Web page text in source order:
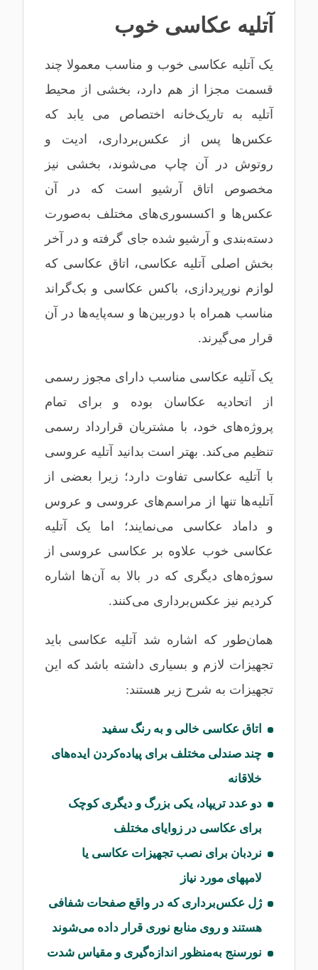
آتلیه عکاسی خوب
یک آتلیه عکاسی خوب و مناسب معمولا چند
قسمت مجزا از هم دارد، بخشی از محیط
آتلیه به تاریک‌خانه اختصاص می یابد که
عکس‌ها پس از عکس‌برداری، ادیت و
روتوش در آن چاپ می‌شوند، بخشی نیز
مخصوص اتاق آرشیو است که در آن
عکس‌ها و اکسسوری‌های مختلف به‌صورت
دسته‌بندی و آرشیو شده جای گرفته و در آخر
بخش اصلی آتلیه عکاسی، اتاق عکاسی که
لوازم نورپردازی، باکس عکاسی و بک‌گراند
مناسب همراه با دوربین‌ها و سه‌پایه‌ها در آن
قرار می‌گیرند.
یک آتلیه عکاسی مناسب دارای مجوز رسمی
از اتحادیه عکاسان بوده و برای تمام
پروژه‌های خود، با مشتریان قرارداد رسمی
تنظیم می‌کند. بهتر است بدانید آتلیه عروسی
با آتلیه عکاسی تفاوت دارد؛ زیرا بعضی از
آتلیه‌ها تنها از مراسم‌های عروسی و عروس
و داماد عکاسی می‌نمایند؛ اما یک آتلیه
عکاسی خوب علاوه بر عکاسی عروسی از
سوژه‌های دیگری که در بالا به آن‌ها اشاره
کردیم نیز عکس‌برداری می‌کنند.
همان‌طور که اشاره شد آتلیه عکاسی باید
تجهیزات لازم و بسیاری داشته باشد که این
تجهیزات به شرح زیر هستند:
اتاق عکاسی خالی و به رنگ سفید
چند صندلی مختلف برای پیاده‌کردن ایده‌های
خلاقانه
دو عدد تریپاد، یکی بزرگ و دیگری کوچک
برای عکاسی در زوایای مختلف
نردبان برای نصب تجهیزات عکاسی یا
لامپهای مورد نیاز
ژل عکس‌برداری که در واقع صفحات شفافی
هستند و روی منابع نوری قرار داده می‌شوند
نورسنج به‌منظور اندازه‌گیری و مقیاس شدت